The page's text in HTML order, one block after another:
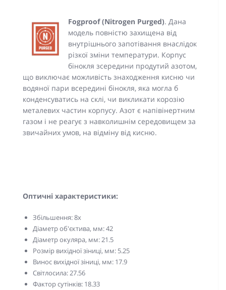
Fogproof (Nitrogen Purged). Дана
модель повністю захищена від
внутрішнього запотівання внаслідок
різкої зміни температури. Корпус
бінокля зсередини продутий азотом,
що виключає можливість знаходження кисню чи
водяної пари всередині бінокля, яка могла б
конденсуватись на склі, чи викликати корозію
металевих частин корпусу. Азот є напівінертним
газом і не реагує з навколишнім середовищем за
звичайних умов, на відміну від кисню.
Оптичні характеристики:
Збільшення: 8x
Діаметр об'єктива, мм: 42
Діаметр окуляра, мм: 21.5
Розмір вихідної зіниці, мм: 5.25
Винос вихідної зіниці, мм: 17.9
Світлосила: 27.56
Фактор сутінків: 18.33